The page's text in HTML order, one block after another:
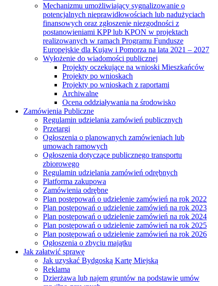
Mechanizmu umożliwiający sygnalizowanie o
potencjalnych nieprawidłowościach lub nadużyciach
finansowych oraz zgłoszenie niezgodności z
postanowieniami KPP lub KPON w projektach
realizowanych w ramach Programu Fundusze
Europejskie dla Kujaw i Pomorza na lata 2021 – 2027
Wyłożenie do wiadomości publicznej
Projekty oczekujące na wnioski Mieszkańców
Projekty po wnioskach
Projekty po wnioskach z raportami
Archiwalne
Ocena oddziaływania na środowisko
Zamówienia Publiczne
Regulamin udzielania zamówień publicznych
Przetargi
Ogłoszenia o planowanych zamówieniach lub
umowach ramowych
Ogłoszenia dotyczące publicznego transportu
zbiorowego
Regulamin udzielania zamówień odrębnych
Platforma zakupowa
Zamówienia odrębne
Plan postępowań o udzielenie zamówień na rok 2022
Plan postępowań o udzielenie zamówień na rok 2023
Plan postępowań o udzielenie zamówień na rok 2024
Plan postępowań o udzielenie zamówień na rok 2025
Plan postępowań o udzielenie zamówień na rok 2026
Ogłoszenia o zbyciu majątku
Jak załatwić sprawę
Jak uzyskać Bydgoską Kartę Miejską
Reklama
Dzierżawa lub najem gruntów na podstawie umów